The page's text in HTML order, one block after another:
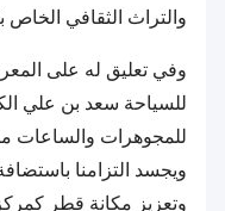
والتراث الثقافي الخاص
وفي تعليق له على
للسياحة سعد بن علي
للمجوهرات والساعات
وتعزيز مكانة قطر